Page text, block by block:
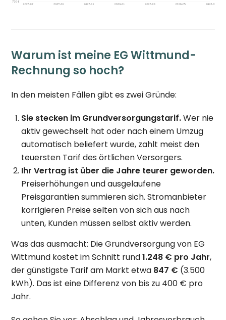
Warum ist meine EG Wittmund-
Rechnung so hoch?
In den meisten Fällen gibt es zwei Gründe:
Sie stecken im Grundversorgungstarif.Wer nie
aktiv gewechselt hat oder nach einem Umzug
automatisch beliefert wurde, zahlt meist den
teuersten Tarif des örtlichen Versorgers.
Ihr Vertrag ist über die Jahre teurer geworden.
Preiserhöhungen und ausgelaufene
Preisgarantien summieren sich. Stromanbieter
korrigieren Preise selten von sich aus nach
unten, Kunden müssen selbst aktiv werden.
Was das ausmacht: Die Grundversorgung von EG
Wittmund kostet im Schnitt rund1.248 € pro Jahr,
der günstigste Tarif am Markt etwa 847 € (3.500
kWh). Das ist eine Differenz von bis zu 400 € pro
Jahr.